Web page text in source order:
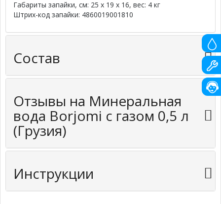
Габариты запайки, см: 25 x 19 x 16, вес: 4 кг
Штрих-код запайки: 4860019001810
Состав
Отзывы на Минеральная
вода Borjomi с газом 0,5 л
(Грузия)
Инструкции